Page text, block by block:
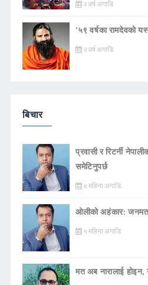
२ वर्ष अगाडि
‘५९ वर्षका रामदेवकाे
२ वर्ष अगाडि
बिचार
प्रवासी र रिटर्नी
समेटिनुपर्छ
४ महिना अगाडि
ओलीको अहंकार:
५ महिना अगाडि
मत अब नारालाई होइन,